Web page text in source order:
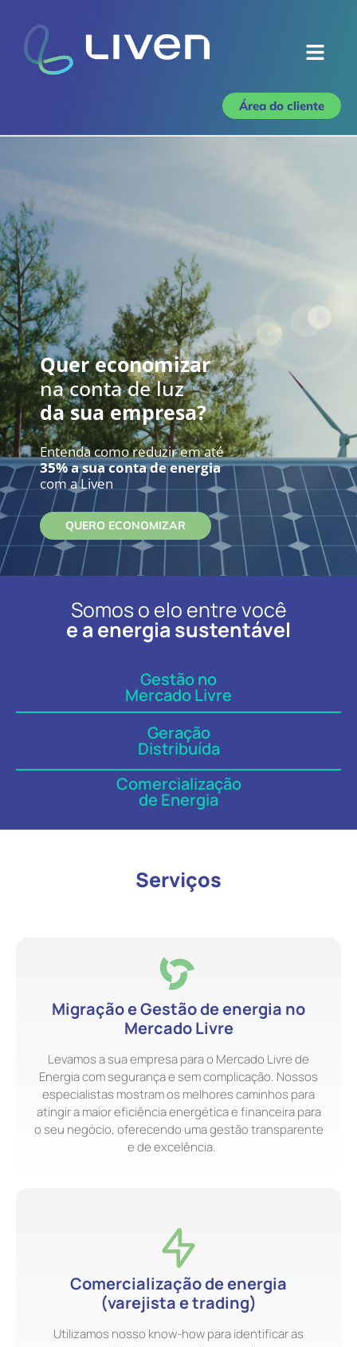
Área do cliente
Quer economizar
na conta de luz
da sua empresa?
Entenda como reduzir em até
35% a sua conta de energia
com a Liven
QUERO ECONOMIZAR
Somos o elo entre você
e a energia sustentável
Gestão no
Mercado Livre
Geração
Distribuída
Comercialização
de Energia
Serviços
Migração e Gestão de energia no
Mercado Livre
Levamos a sua empresa para o Mercado Livre de
Energia com segurança e sem complicação. Nossos
especialistas mostram os melhores caminhos para
atingir a maior eficiência energética e financeira para
o seu negócio, oferecendo uma gestão transparente
e de excelência.
Comercialização de energia
(varejista e trading)
Utilizamos nosso know-how para identificar as